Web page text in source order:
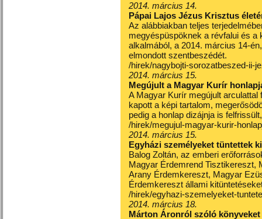
2014. március 14.
Pápai Lajos Jézus Krisztus
Az alábbiakban teljes
megyéspüspöknek a révfalui és
alkalmából, a 2014. március 14-
elmondott szentbeszédét.
/hirek/nagybojti-sorozatbeszed-ii-
2014. március 15.
Megújult a Magyar Kurír
A Magyar Kurír megújult
kapott a képi tartalom,
pedig a honlap dizájnja is
/hirek/megujul-magyar-kurir-
2014. március 15.
Egyházi személyeket tüntettek
Balog Zoltán, az emberi
Magyar Érdemrend Tisztikereszt,
Arany Érdemkereszt, Magyar
Érdemkereszt állami
/hirek/egyhazi-szemelyeket-
2014. március 18.
Márton Áronról szóló